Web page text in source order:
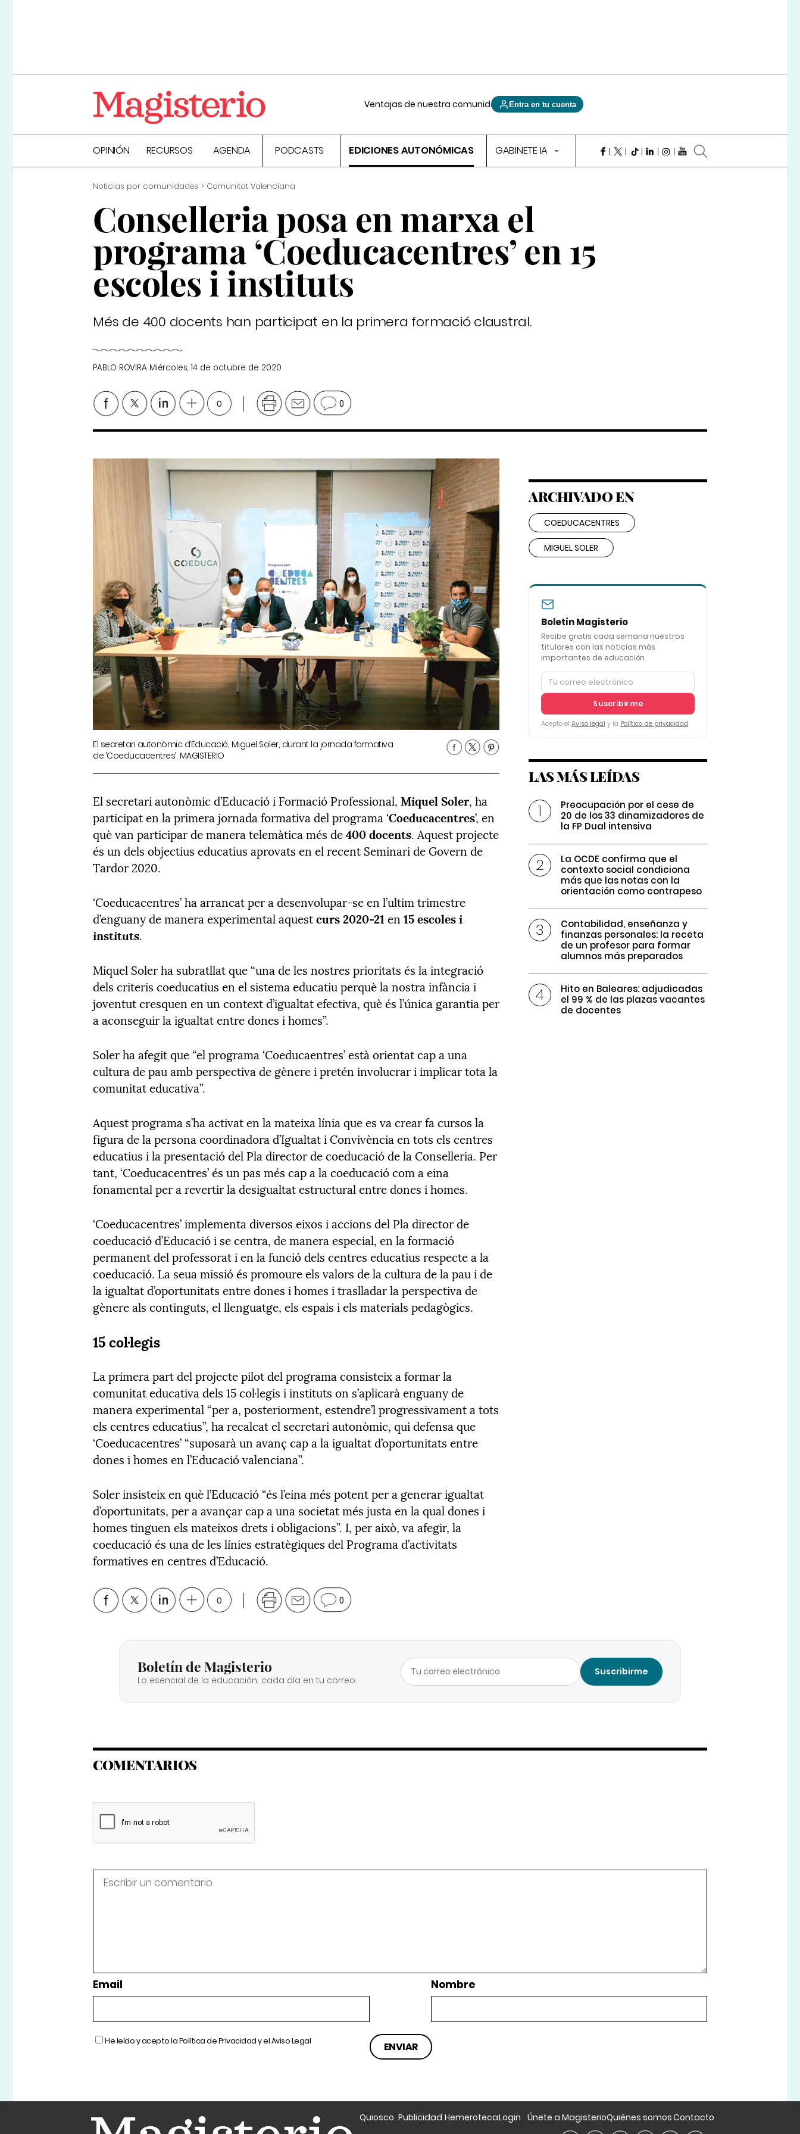
Ventajas de nuestra comunidad Entra en tu cuenta
OPINIÓN RECURSOS AGENDA PODCASTS EDICIONES AUTONÓMICAS GABINETE IA
Noticias por comunidades Comunitat Valenciana
Conselleria posa en marxa el
programa ‘Coeducacentres’ en 15
escoles i instituts
Més de 400 docents han participat en la primera formació claustral.
PABLO ROVIRA Miércoles, 14 de octubre de 2020
0 0
El secretari autonòmic d’Educació, Miguel Soler, durant la jornada formativa
de ‘Coeducacentres’. MAGISTERIO
El secretari autonòmic d’Educació i Formació Professional, Miquel Soler, ha
participat en la primera jornada formativa del programa ‘Coeducacentres’, en
què van participar de manera telemàtica més de400 docents. Aquest projecte
és un dels objectius educatius aprovats en el recent Seminari de Govern de
Tardor 2020.
‘Coeducacentres’ ha arrancat per a desenvolupar-se en l’ultim trimestre
d’enguany de manera experimental aquestcurs 2020-21 en15 escoles i
instituts.
Miquel Soler ha subratllat que “una de les nostres prioritats és la integració
dels criteris coeducatius en el sistema educatiu perquè la nostra infància i
joventut cresquen en un context d’igualtat efectiva, què és l’única garantia per
a aconseguir la igualtat entre dones i homes”.
Soler ha afegit que “el programa ‘Coeducaentres’ està orientat cap a una
cultura de pau amb perspectiva de gènere i pretén involucrar i implicar tota la
comunitat educativa”.
Aquest programa s’ha activat en la mateixa línia que es va crear fa cursos la
figura de la persona coordinadora d’Igualtat i Convivència en tots els centres
educatius i la presentació del Pla director de coeducació de la Conselleria. Per
tant, ‘Coeducacentres’ és un pas més cap a la coeducació com a eina
fonamental per a revertir la desigualtat estructural entre dones i homes.
‘Coeducacentres’ implementa diversos eixos i accions del Pla director de
coeducació d’Educació i se centra, de manera especial, en la formació
permanent del professorat i en la funció dels centres educatius respecte a la
coeducació. La seua missió és promoure els valors de la cultura de la pau i de
la igualtat d’oportunitats entre dones i homes i traslladar la perspectiva de
gènere als continguts, el llenguatge, els espais i els materials pedagògics.
15 col·legis
La primera part del projecte pilot del programa consisteix a formar la
comunitat educativa dels 15 col·legis i instituts on s’aplicarà enguany de
manera experimental “per a, posteriorment, estendre’l progressivament a tots
els centres educatius”, ha recalcat el secretari autonòmic, qui defensa que
‘Coeducacentres’ “suposarà un avanç cap a la igualtat d’oportunitats entre
dones i homes en l’Educació valenciana”.
Soler insisteix en què l’Educació “és l’eina més potent per a generar igualtat
d’oportunitats, per a avançar cap a una societat més justa en la qual dones i
homes tinguen els mateixos drets i obligacions”. I, per això, va afegir, la
coeducació és una de les línies estratègiques del Programa d’activitats
formatives en centres d’Educació.
0 0
ARCHIVADO EN
COEDUCACENTRES
MIGUEL SOLER
Boletín Magisterio
Recibe gratis cada semana nuestros
titulares con las noticias más
importantes de educación
Suscribirme
Acepto el Aviso legal y la Política de privacidad
LAS MÁS LEÍDAS
Preocupación por el cese de
20 de los 33 dinamizadores de
la FP Dual intensiva
La OCDE confirma que el
contexto social condiciona
más que las notas con la
orientación como contrapeso
Contabilidad, enseñanza y
finanzas personales: la receta
de un profesor para formar
alumnos más preparados
Hito en Baleares: adjudicadas
el 99 % de las plazas vacantes
de docentes
Boletín de Magisterio
Lo esencial de la educación, cada día en tu correo.
Suscribirme
COMENTARIOS
Email Nombre
He leído y acepto laPolítica de Privacidady elAviso Legal
Quiosco Publicidad HemerotecaLogin Únete a MagisterioQuiénes somosContacto